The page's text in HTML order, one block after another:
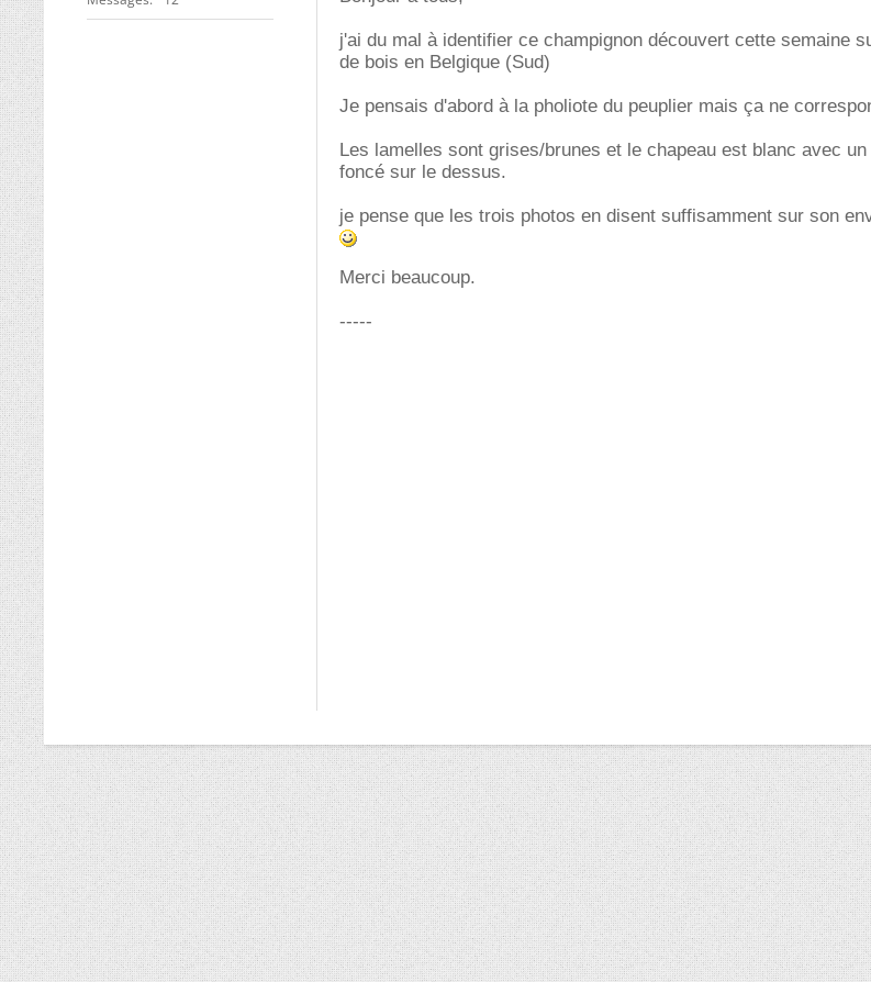
j'ai du mal à identifier ce champignon découvert cette semaine
de bois en Belgique (Sud)
Je pensais d'abord à la pholiote du peuplier mais ça ne
Les lamelles sont grises/brunes et le chapeau est blanc avec
foncé sur le dessus.
je pense que les trois photos en disent suffisamment sur son
Merci beaucoup.
-----